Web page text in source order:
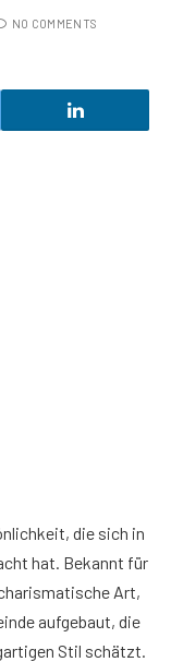
NO COMMENTS
die sich in
hat. Bekannt für
Art,
aufgebaut, die
Stil schätzt.